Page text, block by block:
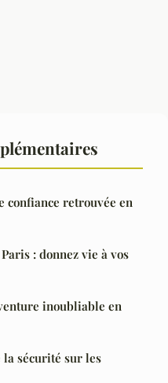
confiance retrouvée en
: donnez vie à vos
inoubliable en
la sécurité sur les